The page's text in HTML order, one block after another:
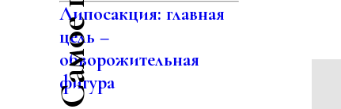
Липосакция: главная
цель –
обворожительная
фигура